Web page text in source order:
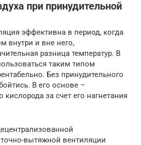
при принудительной
эффективна в период, когда
внутри и вне него,
разница температур. В
таким типом
Без принудительного
В его основе –
кислорода за счет его нагнетания
вытяжной вентиляции